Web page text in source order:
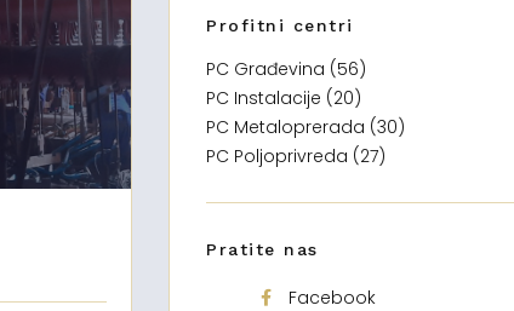
Profitni centri
PC Građevina (56)
PC Instalacije (20)
PC Metaloprerada (30)
PC Poljoprivreda (27)
Pratite nas
Facebook